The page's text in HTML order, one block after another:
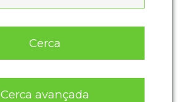
Cerca
Cerca avançada